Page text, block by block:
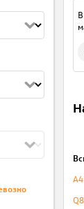
Q8